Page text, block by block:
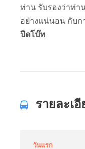
ท่าน รับรองว่าท่า
อย่างแน่นอน กับก
ปีดโบ๊ท
รายละเ
วันแรก